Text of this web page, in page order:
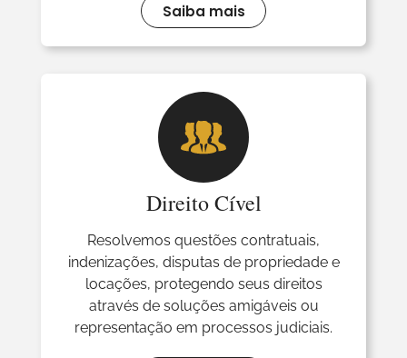
Saiba mais
Direito Cível
Resolvemos questões contratuais,
indenizações, disputas de propriedade e
locações, protegendo seus direitos
através de soluções amigáveis ou
representação em processos judiciais.